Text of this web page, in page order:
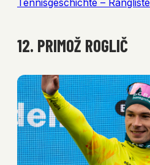
12. PRIMOŽ ROGLIČ